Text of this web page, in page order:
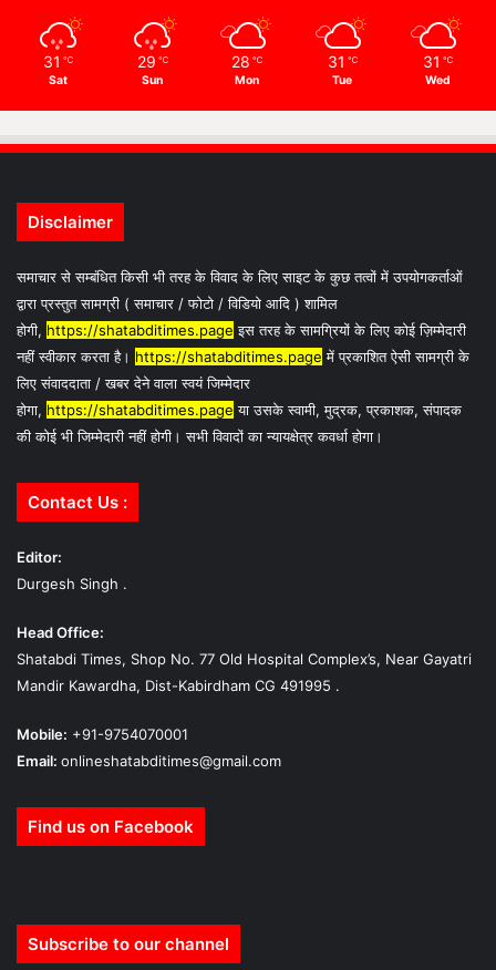
31 ℃
Sat
29 ℃
Sun
28 ℃
Mon
31 ℃
Tue
31 ℃
Wed
Disclaimer
समाचार से सम्बंधित किसी भी तरह के विवाद के लिए साइट के कुछ तत्वों में उपयोगकर्ताओं
द्वारा प्रस्तुत सामग्री ( समाचार / फोटो / विडियो आदि ) शामिल
होगी, https://shatabditimes.page इस तरह के सामग्रियों के लिए कोई ज़िम्मेदारी
नहीं स्वीकार करता है। https://shatabditimes.page में प्रकाशित ऐसी सामग्री के
लिए संवाददाता / खबर देने वाला स्वयं जिम्मेदार
होगा, https://shatabditimes.page या उसके स्वामी, मुद्रक, प्रकाशक, संपादक
की कोई भी जिम्मेदारी नहीं होगी। सभी विवादों का न्यायक्षेत्र कवर्धा होगा।
Contact Us :
Editor:
Durgesh Singh .
Head Office:
Shatabdi Times, Shop No. 77 Old Hospital Complex’s, Near Gayatri
Mandir Kawardha, Dist-Kabirdham CG 491995 .
Mobile: +91-9754070001
Email: onlineshatabditimes@gmail.com
Find us on Facebook
Subscribe to our channel